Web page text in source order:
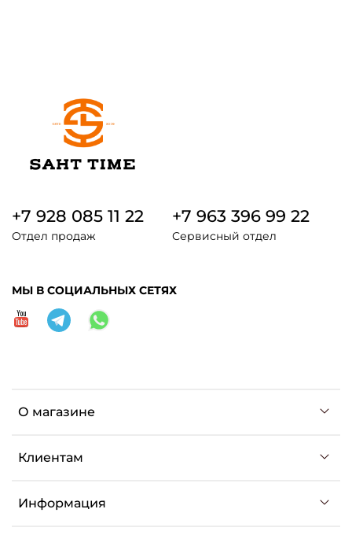
О магазине
Клиентам
Информация
+7 928 085 11 22
Отдел продаж
+7 963 396 99 22
Сервисный отдел
МЫ В СОЦИАЛЬНЫХ СЕТЯХ